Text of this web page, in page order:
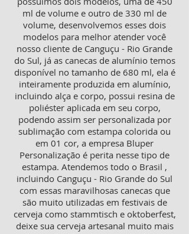
ml de volume e outro de 330 ml de
volume, desenvolvemos esses dois
modelos para melhor atender você
nosso cliente de Canguçu - Rio Grande
do Sul, já as canecas de alumínio temos
disponível no tamanho de 680 ml, ela é
inteiramente produzida em alumínio,
incluindo alça e corpo, possui resina de
poliéster aplicada em seu corpo,
podendo assim ser personalizada por
sublimação com estampa colorida ou
em 01 cor, a empresa Bluper
Personalização é perita nesse tipo de
estampa. Atendemos todo o Brasil ,
incluindo Canguçu - Rio Grande do Sul
com essas maravilhosas canecas que
são muito utilizadas em festivais de
cerveja como stammtisch e oktoberfest,
deixe sua cerveja artesanal muito mais